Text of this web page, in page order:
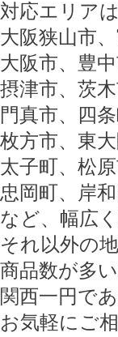
対応エリアは
大阪狭山市
大阪市、豊
摂津市、茨
門真市、四
枚方市、東
太子町、松
忠岡町、岸
など、幅広
それ以外の
商品数が多
関西一円で
お気軽にご